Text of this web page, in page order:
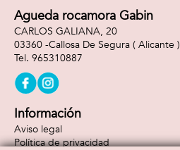
Agueda rocamora Gabin
CARLOS GALIANA, 20
03360 -Callosa De Segura ( Alicante )
965310887
Información
Aviso legal
Política de privacidad